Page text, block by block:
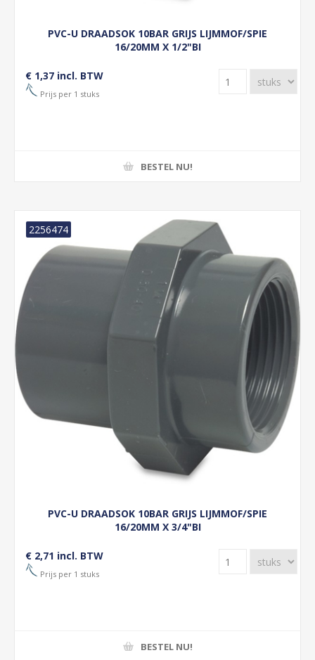
PVC-U DRAADSOK 10BAR GRIJS LIJMMOF/SPIE
16/20MM X 1/2"BI
€ 1,37 incl. BTW
Prijs per 1 stuks
BESTEL NU!
PVC-U DRAADSOK 10BAR GRIJS LIJMMOF/SPIE
16/20MM X 3/4"BI
2256474
€ 2,71 incl. BTW
Prijs per 1 stuks
BESTEL NU!